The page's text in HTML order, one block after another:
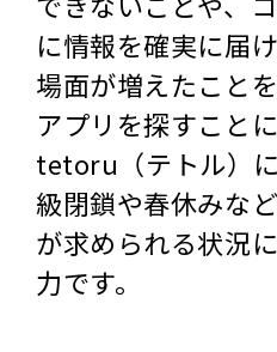
に情報を確実に届
場面が増えたこと
アプリを探すこと
tetoru（テトル）
級閉鎖や春休みな
が求められる状況
力です。